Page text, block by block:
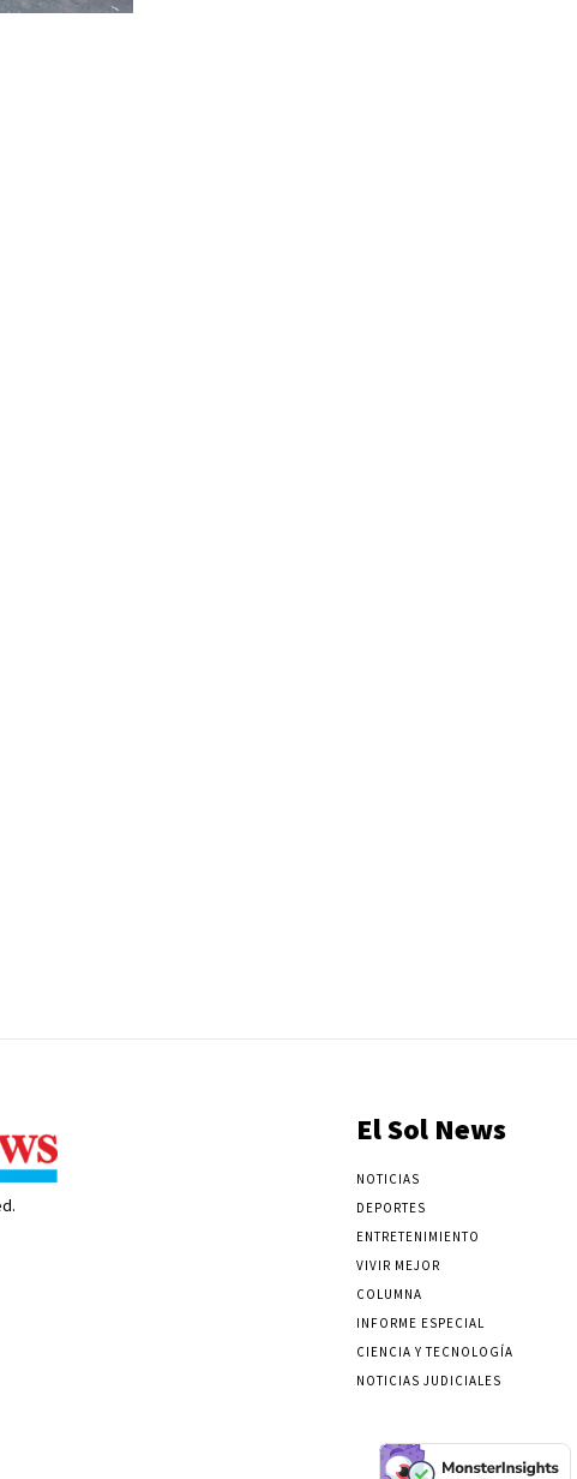
El Sol News
NOTICIAS
DEPORTES
ENTRETENIMIENTO
VIVIR MEJOR
COLUMNA
INFORME ESPECIAL
CIENCIA Y TECNOLOGÍA
NOTICIAS JUDICIALES